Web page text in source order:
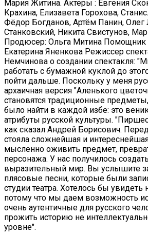
Мария Житина. Актеры : Евгения
Крахина, Елизавета Горохова,
Фёдор Богданов, Артём Панин, Олег
Станковский, Никита Свистунов,
Продюсер: Ольга Митина Помощник
Екатерина Яненкова Режиссер
Немчинова о создании спектакля:
работать с бумажной куклой до
пойти дальше. Поскольку у меня
архаичная версия "Аленького
становятся традиционные
было найти в каждой избе: это
атрибуты русской культуры.
как сказал Андрей Борисович.
стояла сложнейшая и
мысленно оживить предмет,
персонажа. У нас получилось
выразительный мир. Вы услышите
плясовые песни, которые были
студии театра. Хотелось бы увидеть
потому что мы даем возможность
очень аутентичные для русского
прожить историю не
уровне".